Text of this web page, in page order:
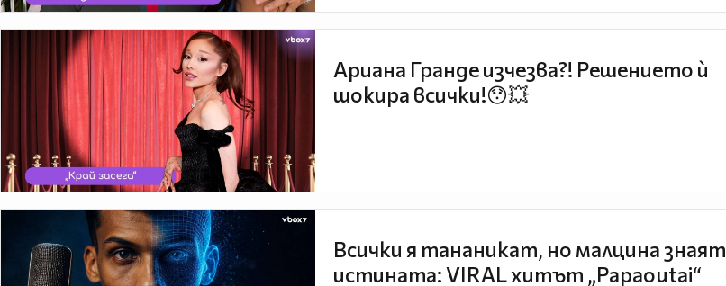
Ариана Гранде изчезва?! Решението ѝ
шокира всички!😯💥
Всички я тананикат, но малцина знаят
истината: VIRAL хитът „Papaoutai“